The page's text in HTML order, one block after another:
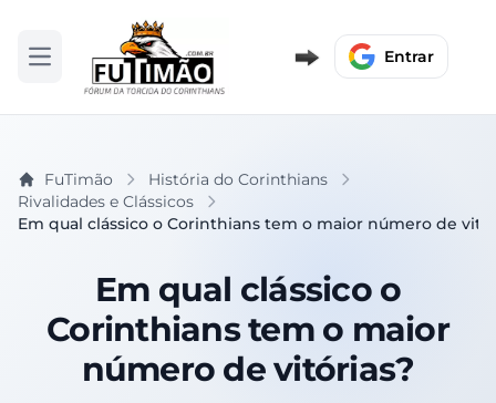
Abrir menu Entrar
FuTimão
História do Corinthians
Rivalidades e Clássicos
Em qual clássico o Corinthians tem o maior número de
Em qual clássico o
Corinthians tem o maior
número de vitórias?